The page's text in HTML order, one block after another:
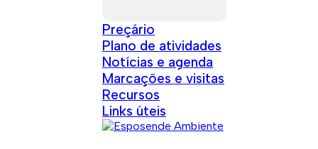
Preçário
Plano de atividades
Notícias e agenda
Marcações e visitas
Recursos
Links úteis